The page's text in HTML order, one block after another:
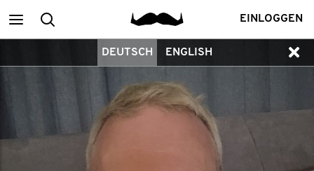
MainSuchen EINLOGGEN
DEUTSCH ENGLISH